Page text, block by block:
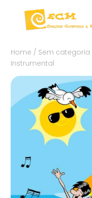
Home / Sem categoria
Instrumental